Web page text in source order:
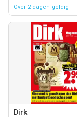
Over 2 dagen geldig
Dirk